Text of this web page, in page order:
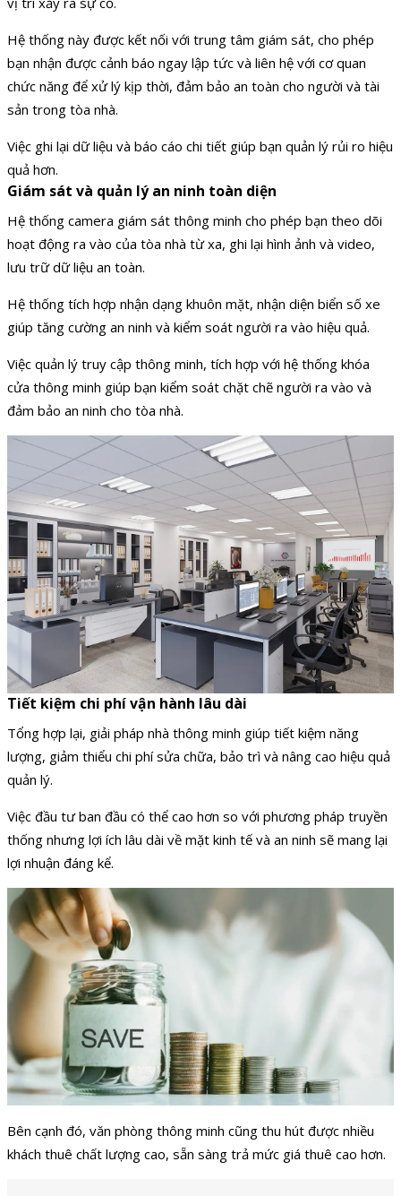
Hệ thống này được kết nối với trung tâm giám sát, cho phép
bạn nhận được cảnh báo ngay lập tức và liên hệ với cơ quan
chức năng để xử lý kịp thời, đảm bảo an toàn cho người và tài
sản trong tòa nhà.
Việc ghi lại dữ liệu và báo cáo chi tiết giúp bạn quản lý rủi ro hiệu
quả hơn.
Giám sát và quản lý an ninh toàn diện
Hệ thống camera giám sát thông minh cho phép bạn theo dõi
hoạt động ra vào của tòa nhà từ xa, ghi lại hình ảnh và video,
lưu trữ dữ liệu an toàn.
Hệ thống tích hợp nhận dạng khuôn mặt, nhận diện biển số xe
giúp tăng cường an ninh và kiểm soát người ra vào hiệu quả.
Việc quản lý truy cập thông minh, tích hợp với hệ thống khóa
cửa thông minh giúp bạn kiểm soát chặt chẽ người ra vào và
đảm bảo an ninh cho tòa nhà.
Tiết kiệm chi phí vận hành lâu dài
Tổng hợp lại, giải pháp nhà thông minh giúp tiết kiệm năng
lượng, giảm thiểu chi phí sửa chữa, bảo trì và nâng cao hiệu quả
quản lý.
Việc đầu tư ban đầu có thể cao hơn so với phương pháp truyền
thống nhưng lợi ích lâu dài về mặt kinh tế và an ninh sẽ mang lại
lợi nhuận đáng kể.
Bên cạnh đó, văn phòng thông minh cũng thu hút được nhiều
khách thuê chất lượng cao, sẵn sàng trả mức giá thuê cao hơn.